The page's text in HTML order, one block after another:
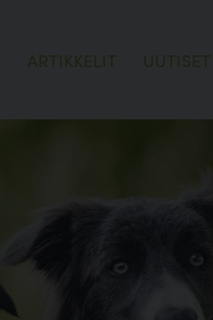
ARTIKKELIT UUTISET